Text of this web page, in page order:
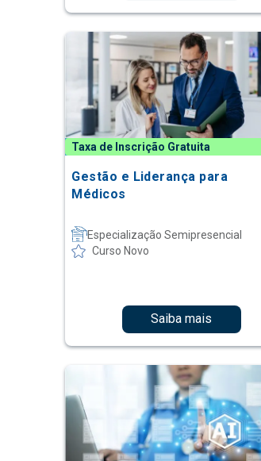
Taxa de Inscrição Gratuita
Gestão e Liderança para
Médicos
Especialização Semipresencial
Curso Novo
Saiba mais